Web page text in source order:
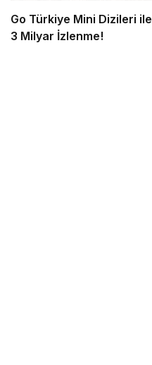
Go Türkiye Mini Dizileri ile
3 Milyar İzlenme!